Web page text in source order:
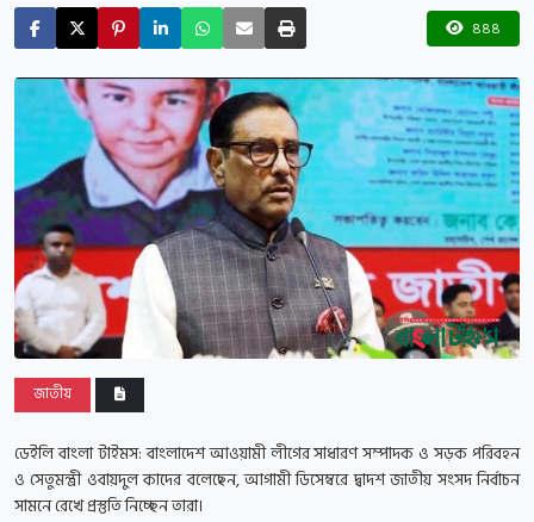
৪৪৪
জাতীয়
ডেইলি বাংলা টাইমস:বাংলাদেশ আওয়ামী লীগের সাধারণ সম্পাদক ও সড়ক পরিবহন
ও সেতুমন্ত্রী ওবায়দুল কাদের বলেছেন, আগামী ডিসেম্বরে দ্বাদশ জাতীয় সংসদ নির্বাচন
সামনে রেখে প্রস্তুতি নিচ্ছেন তারা।